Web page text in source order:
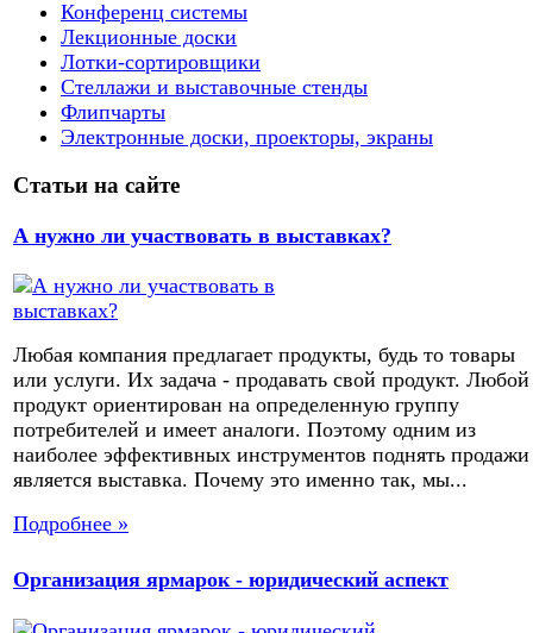
Конференц системы
Лекционные доски
Лотки-сортировщики
Стеллажи и выставочные стенды
Флипчарты
Электронные доски, проекторы, экраны
Статьи на сайте
А нужно ли участвовать в выставках?
Любая компания предлагает продукты, будь то товары
или услуги. Их задача - продавать свой продукт. Любой
продукт ориентирован на определенную группу
потребителей и имеет аналоги. Поэтому одним из
наиболее эффективных инструментов поднять продажи
является выставка. Почему это именно так, мы...
Подробнее »
Организация ярмарок - юридический аспект